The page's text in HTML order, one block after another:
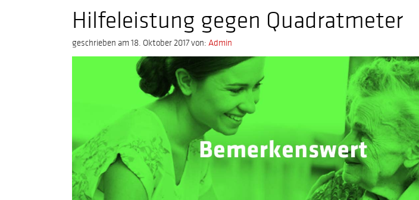
Hilfeleistung gegen Quadratmeter
geschrieben am 18. Oktober 2017 von:Admin